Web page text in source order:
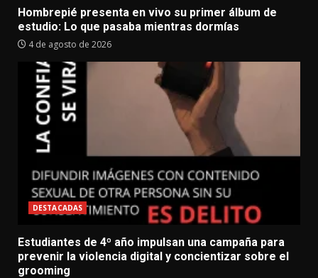
Hombrepié presenta en vivo su primer álbum de
estudio: Lo que pasaba mientras dormías
4 de agosto de 2026
DESTACADAS
Estudiantes de 4º año impulsan una campaña para
prevenir la violencia digital y concientizar sobre el
grooming